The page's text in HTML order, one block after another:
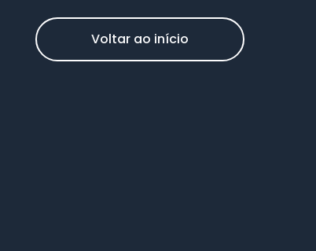
Voltar ao início